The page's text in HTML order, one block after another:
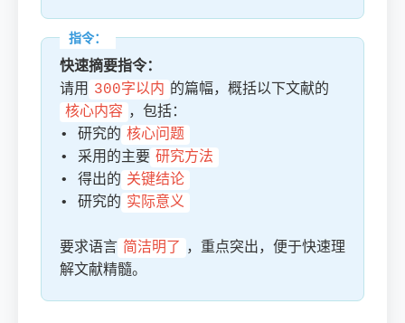
快速摘要指令：
请用 300字以内 的篇幅，概括以下文献的
核心内容 ，包括：
• 研究的 核心问题
• 采用的主要 研究方法
• 得出的 关键结论
• 研究的 实际意义
要求语言 简洁明了
，重点突出，便于快速理
解文献精髓。